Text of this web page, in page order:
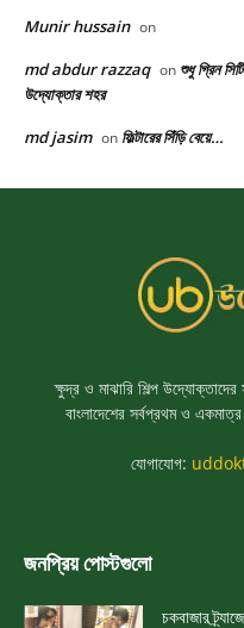
ক্ষুদ্র ও মাঝারি শিল্প
বাংলাদেশের সর্বপ্রথম ও
যোগাযোগ:
জনপ্রিয় পোস্টগুলো
চকবাজার